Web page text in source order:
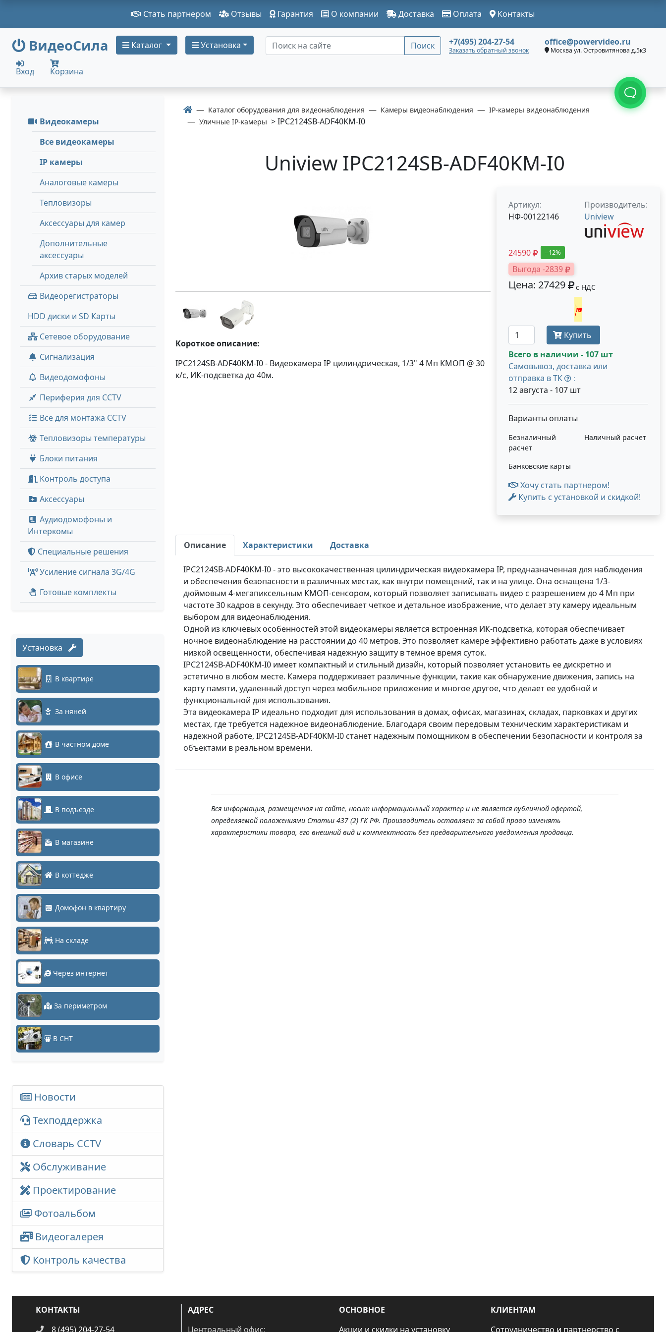
Стать партнером Отзывы Гарантия О компании Доставка Оплата Контакты
ВидеоСила Каталог Установка Поиск +7(495) 204-27-54
Заказать обратный звонок
office@powervideo.ru
Москва ул. Островитянова д.5к3
Вход Корзина
Видеокамеры
Все видеокамеры
IP камеры
Аналоговые камеры
Тепловизоры
Аксессуары для камер
Дополнительные
аксессуары
Архив старых моделей
Видеорегистраторы
HDD диски и SD Карты
Сетевое оборудование
Сигнализация
Видеодомофоны
Периферия для CCTV
Все для монтажа CCTV
Тепловизоры температуры
Блоки питания
Контроль доступа
Аксессуары
Аудиодомофоны и
Интеркомы
Специальные решения
Усиление сигнала 3G/4G
Готовые комплекты
Установка
В квартире
За няней
В частном доме
В офисе
В подъезде
В магазине
В коттедже
Домофон в квартиру
На складе
Через интернет
За периметром
В СНТ
Новости
Техподдержка
Словарь CCTV
Обслуживание
Проектирование
Фотоальбом
Видеогалерея
Контроль качества
Каталог оборудования для видеонаблюдения Камеры видеонаблюдения
IP-камеры видеонаблюдения
Уличные IP-камеры > IPC2124SB-ADF40KM-I0
Uniview IPC2124SB-ADF40KM-I0
Короткое описание:
IPC2124SB-ADF40KM-I0 - Видеокамера IP цилиндрическая, 1/3" 4 Мп КМОП @ 30
к/с, ИК-подсветка до 40м.
Артикул:
НФ-00122146
Производитель:
Uniview
24590 --12%
Выгода -2839
Цена: 27429 с НДС
Получить оптовую цену
Купить
Всего в наличии - 107 шт
Самовывоз, доставка или
отправка в ТК
:
12 августа - 107 шт
Варианты оплаты
Безналичный
расчет
Наличный расчет
Банковские карты
Хочу стать партнером!
Купить с установкой и скидкой!
Описание Характеристики Доставка
IPC2124SB-ADF40KM-I0 - это высококачественная цилиндрическая видеокамера IP, предназначенная для наблюдения
и обеспечения безопасности в различных местах, как внутри помещений, так и на улице. Она оснащена 1/3-
дюймовым 4-мегапиксельным КМОП-сенсором, который позволяет записывать видео с разрешением до 4 Мп при
частоте 30 кадров в секунду. Это обеспечивает четкое и детальное изображение, что делает эту камеру идеальным
выбором для видеонаблюдения.
Одной из ключевых особенностей этой видеокамеры является встроенная ИК-подсветка, которая обеспечивает
ночное видеонаблюдение на расстоянии до 40 метров. Это позволяет камере эффективно работать даже в условиях
низкой освещенности, обеспечивая надежную защиту в темное время суток.
IPC2124SB-ADF40KM-I0 имеет компактный и стильный дизайн, который позволяет установить ее дискретно и
эстетично в любом месте. Камера поддерживает различные функции, такие как обнаружение движения, запись на
карту памяти, удаленный доступ через мобильное приложение и многое другое, что делает ее удобной и
функциональной для использования.
Эта видеокамера IP идеально подходит для использования в домах, офисах, магазинах, складах, парковках и других
местах, где требуется надежное видеонаблюдение. Благодаря своим передовым техническим характеристикам и
надежной работе, IPC2124SB-ADF40KM-I0 станет надежным помощником в обеспечении безопасности и контроля за
объектами в реальном времени.
Вся информация, размещенная на сайте, носит информационный характер и не является публичной офертой,
определяемой положениями Статьи 437 (2) ГК РФ. Производитель оставляет за собой право изменять
характеристики товара, его внешний вид и комплектность без предварительного уведомления продавца.
КОНТАКТЫ
8 (495) 204-27-54
АДРЕС
Центральный офис:
ОСНОВНОЕ
Акции и скидки на установку
КЛИЕНТАМ
Сотрудничество и партнерство с